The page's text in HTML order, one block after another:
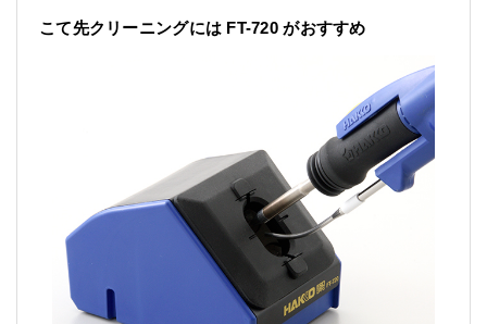
こて先クリーニングには FT-720 がおすすめ